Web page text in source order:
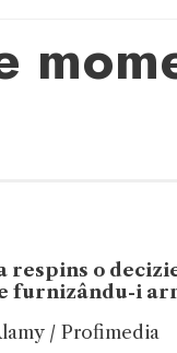
o
furnizându-i
/ Profimedia